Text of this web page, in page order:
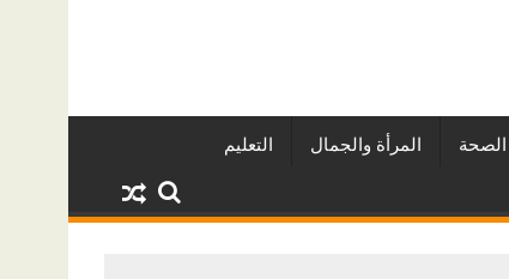
الصحة المرأة والجمال التعليم